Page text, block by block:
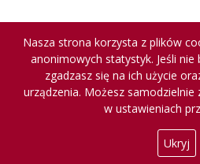
Nasza strona korzysta z plików
anonimowych statystyk. Jeśli
zgadzasz się na ich użycie
urządzenia. Możesz samodzielnie
w ustawieniach
Ukryj